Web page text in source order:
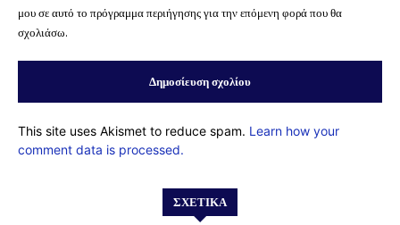
μου σε αυτό το πρόγραμμα περιήγησης για την επόμενη φορά που θα
σχολιάσω.
This site uses Akismet to reduce spam. Learn how your
comment data is processed.
ΣΧΕΤΙΚΆ